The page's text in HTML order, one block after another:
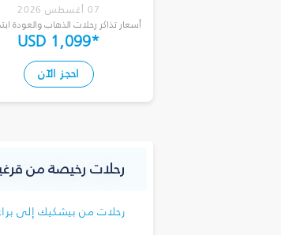
07 أغسطس 2026
أسعار تذاكر رحلات الذهاب والعودة
USD 1,099*
احجز الآن
رحلات رخيصة من
رحلات من بيشكيك إلى